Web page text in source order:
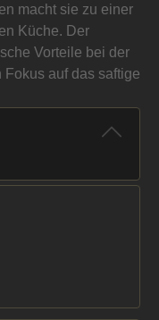
macht sie zu einer
Küche. Der
Vorteile bei der
auf das saftige